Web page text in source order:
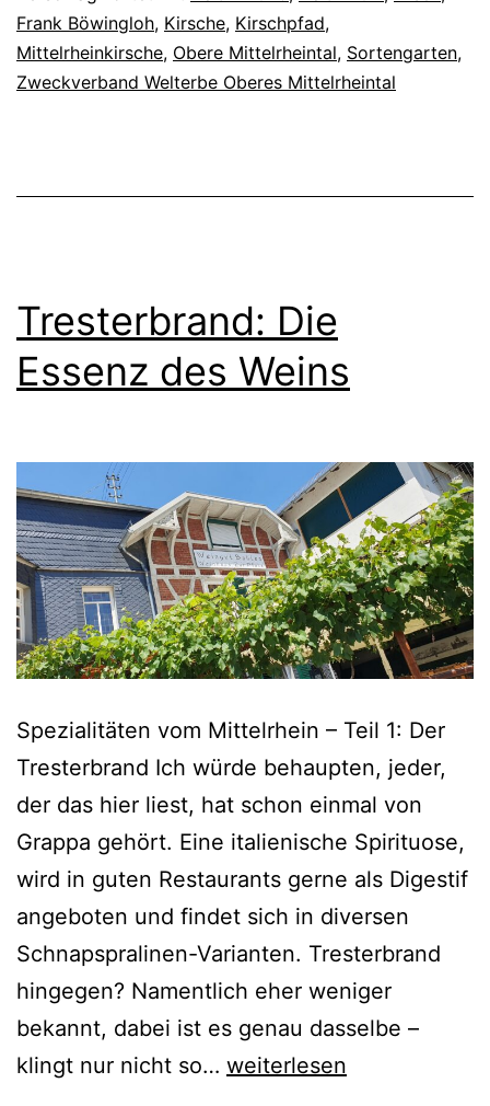
Frank Böwingloh, Kirsche, Kirschpfad,
Mittelrheinkirsche, Obere Mittelrheintal, Sortengarten,
Zweckverband Welterbe Oberes Mittelrheintal
Tresterbrand: Die
Essenz des Weins
Spezialitäten vom Mittelrhein – Teil 1: Der
Tresterbrand Ich würde behaupten, jeder,
der das hier liest, hat schon einmal von
Grappa gehört. Eine italienische Spirituose,
wird in guten Restaurants gerne als Digestif
angeboten und findet sich in diversen
Schnapspralinen-Varianten. Tresterbrand
hingegen? Namentlich eher weniger
bekannt, dabei ist es genau dasselbe –
klingt nur nicht so… Tresterbrand:
weiterlesen